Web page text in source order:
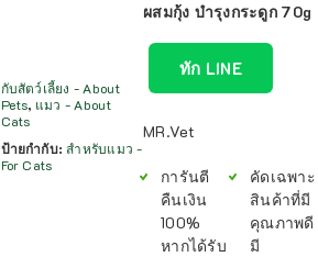
กับสัตว์เลี้ยง - About
Pets, แมว - About
Cats
ป้ายกำกับ:สำหรับแมว -
For Cats
ผสมกุ้ง บำรุงกระดูก 70g
ทัก LINE
MR.Vet
การันตี
คืนเงิน
100%
หากได้รับ
คัดเฉพาะ
สินค้าที่มี
คุณภาพดี
มี